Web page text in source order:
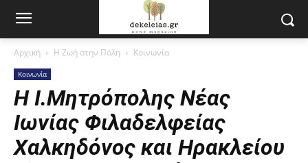
Αρχική Η Ζωή στην Πόλη Κοινωνία
Κοινωνία
Η Ι.Μητρόπολης Νέας
Ιωνίας Φιλαδελφείας
Χαλκηδόνος και Ηρακλείου